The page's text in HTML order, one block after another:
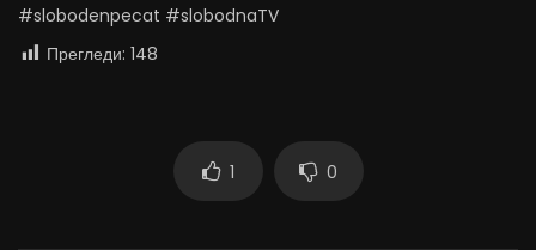
#slobodenpecat #slobodnaTV
Прегледи: 148
1 0